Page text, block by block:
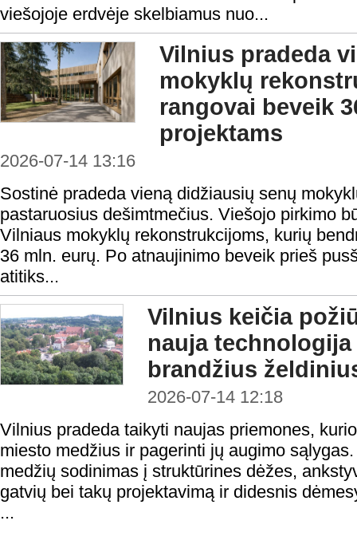
viešojoje erdvėje skelbiamus nuo...
Vilnius pradeda
mokyklų
rangovai beveik
projektams
2026-07-14 13:16
Sostinė pradeda vieną didžiausių senų
pastaruosius dešimtmečius. Viešojo pirkimo
Vilniaus mokyklų rekonstrukcijoms, kurių
36 mln. eurų. Po atnaujinimo beveik prieš
atitiks...
Vilnius keičia
nauja
brandžius
2026-07-14 12:18
Vilnius pradeda taikyti naujas priemones,
miesto medžius ir pagerinti jų augimo
medžių sodinimas į struktūrines dėžes,
gatvių bei takų projektavimą ir didesnis
...